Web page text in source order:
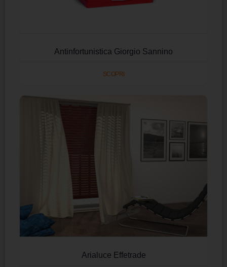
Antinfortunistica Giorgio Sannino
SCOPRI
Arialuce Effetrade